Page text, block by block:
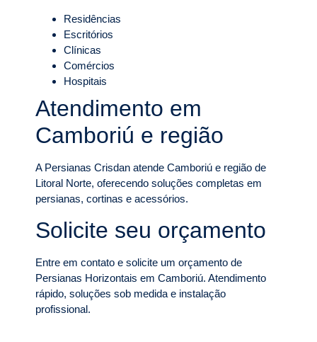
Residências
Escritórios
Clínicas
Comércios
Hospitais
Atendimento em
Camboriú e região
A Persianas Crisdan atende Camboriú e região de
Litoral Norte, oferecendo soluções completas em
persianas, cortinas e acessórios.
Solicite seu orçamento
Entre em contato e solicite um orçamento de
Persianas Horizontais em Camboriú. Atendimento
rápido, soluções sob medida e instalação
profissional.